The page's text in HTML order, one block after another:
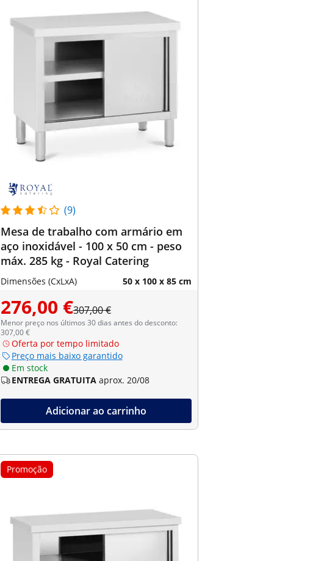
(9)
Mesa de trabalho com armário em
aço inoxidável - 100 x 50 cm - peso
máx. 285 kg - Royal Catering
Dimensões (CxLxA) 50 x 100 x 85 cm
276,00 €307,00 €
Menor preço nos últimos 30 dias antes do desconto:
307,00 €
Oferta por tempo limitado
Preço mais baixo garantido
Em stock
ENTREGA GRATUITA aprox. 20/08
Adicionar ao carrinho
Promoção